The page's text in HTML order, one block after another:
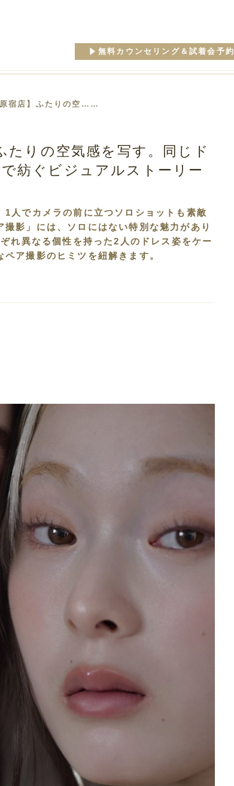
無料カウンセリング＆試着会予約
宿店】ふたりの空……
たりの空気感を写す。同じド
紡ぐビジュアルストーリー
人でカメラの前に立つソロショットも素敵
影」には、ソロにはない特別な魅力があり
れ異なる個性を持った2人のドレス姿をケー
ア撮影のヒミツを紐解きます。